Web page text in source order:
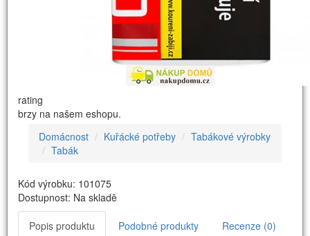
rating
brzy na našem eshopu.
Domácnost
Kuřácké potřeby
Tabákové výrobky
Tabák
Kód výrobku: 101075
Dostupnost: Na skladě
Popis produktu Podobné produkty Recenze (0)